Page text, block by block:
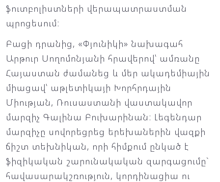
ֆուտբոլիստների վերապատրաստման
պրոցեսում:
Բացի դրանից, «Փյունիկի» նախագահ
Արթուր Սողոմոնյանի հրավերով՝ ամռանը
Հայաստան ժամանեց և մեր ակադեմիային
միացավ՝ աթլետիկայի Խորհրդային
Միության, Ռուսաստանի վաստակավոր
մարզիչ Գալինա Բուխարինան: Լեգենդար
մարզիչը սովորեցրեց երեխաներին վազքի
ճիշտ տեխնիկան, որի հիմքում ընկած է
ֆիզիկական շարունակական զարգացումը`
հավասարակշռություն, կորդինացիա ու